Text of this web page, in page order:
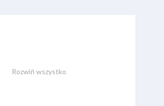
kursy
Rozwiń wszystko